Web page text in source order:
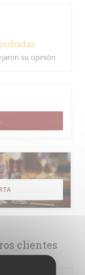
clientes
su opinión